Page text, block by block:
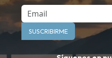
Email
SUSCRIBIRME